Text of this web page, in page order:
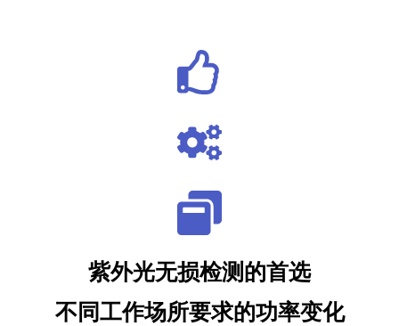
紫外光无损检测的首选
不同工作场所要求的功率变化